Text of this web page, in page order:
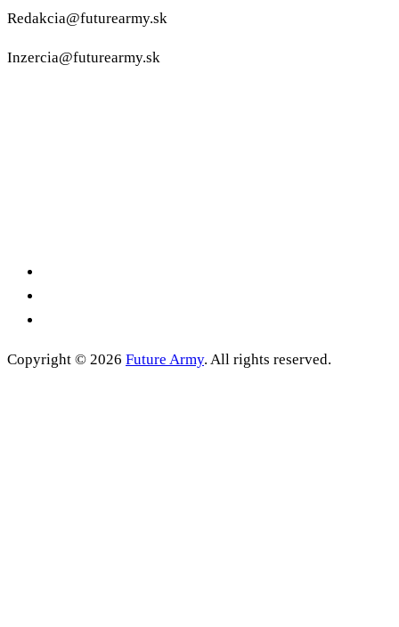
Redakcia@futurearmy.sk
Inzercia@futurearmy.sk
Copyright © 2026 Future Army. All rights reserved.